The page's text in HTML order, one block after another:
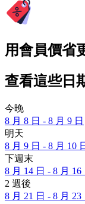
用會員價省
查看這些日
今晚
8 月 8 日 - 8 月 9 日
明天
8 月 9 日 - 8 月 10
下週末
8 月 14 日 - 8 月 16
2 週後
8 月 21 日 - 8 月 23